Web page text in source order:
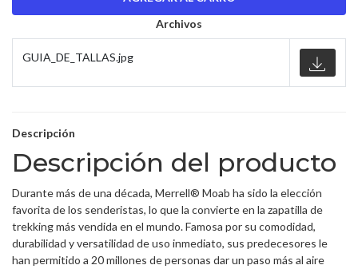
Archivos
GUIA_DE_TALLAS.jpg
Descripción
Descripción del producto
Durante más de una década, Merrell® Moab ha sido la elección
favorita de los senderistas, lo que la convierte en la zapatilla de
trekking más vendida en el mundo. Famosa por su comodidad,
durabilidad y versatilidad de uso inmediato, sus predecesores le
han permitido a 20 millones de personas dar un paso más al aire